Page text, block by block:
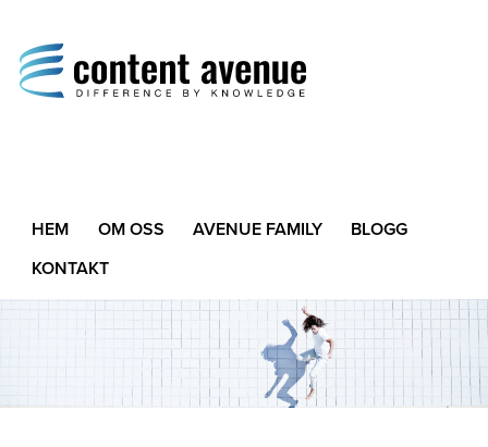
Difference by Knowledge
HEM OM OSS AVENUE FAMILY
BLOGG
KONTAKT